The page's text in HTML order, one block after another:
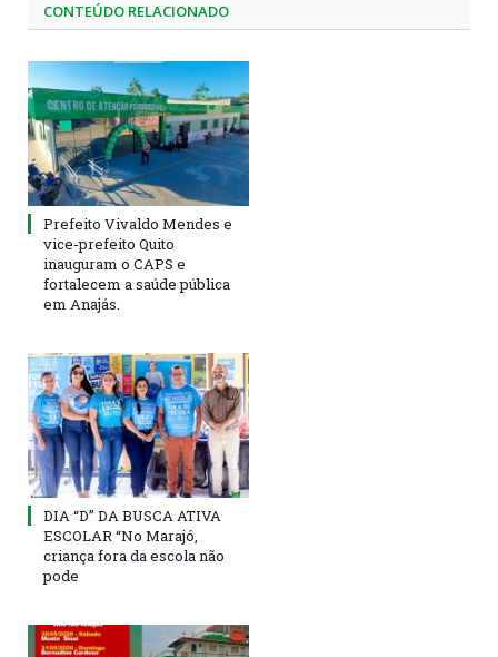
CONTEÚDO RELACIONADO
Prefeito Vivaldo Mendes e
vice-prefeito Quito
inauguram o CAPS e
fortalecem a saúde pública
em Anajás.
DIA “D” DA BUSCA ATIVA
ESCOLAR “No Marajó,
criança fora da escola não
pode